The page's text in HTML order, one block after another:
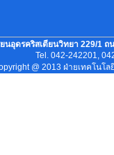
ยนอุดรคริสเตียนวิทยา 229/1
Tel. 042-242201,
@ 2013 ฝ่ายเทคโนโ